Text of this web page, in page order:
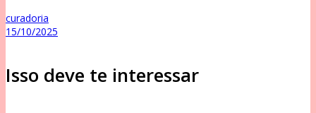
curadoria
15/10/2025
Isso deve te interessar